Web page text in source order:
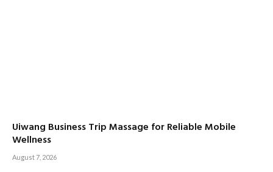
Uiwang Business Trip Massage for Reliable Mobile
Wellness
August 7, 2026